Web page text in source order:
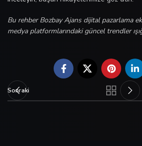
Bu rehber Bozbay Ajans dijital pazarlama
medya platformlarındaki güncel trendler
Sonraki